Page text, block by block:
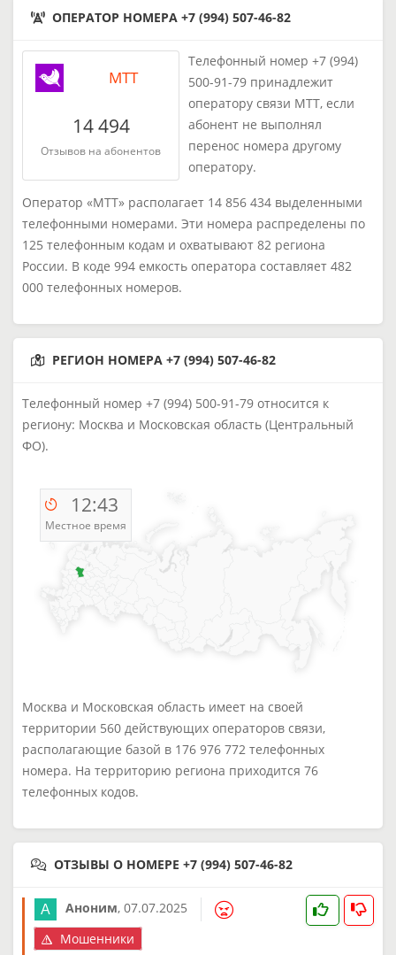
ОПЕРАТОР НОМЕРА +7 (994) 507-46-82
МТТ
14 494
Отзывов на абонентов
Телефонный номер +7 (994)
500-91-79 принадлежит
оператору связи МТТ, если
абонент не выполнял
перенос номера другому
оператору.
Оператор «МТТ» располагает 14 856 434 выделенными
телефонными номерами. Эти номера распределены по
125 телефонным кодам и охватывают 82 региона
России. В коде 994 емкость оператора составляет 482
000 телефонных номеров.
РЕГИОН НОМЕРА +7 (994) 507-46-82
Телефонный номер +7 (994) 500-91-79 относится к
региону: Москва и Московская область (Центральный
ФО).
12:43
Местное время
Москва и Московская область имеет на своей
территории 560 действующих операторов связи,
располагающие базой в 176 976 772 телефонных
номера. На территорию региона приходится 76
телефонных кодов.
ОТЗЫВЫ О НОМЕРЕ +7 (994) 507-46-82
Аноним, 07.07.2025
Мошенники